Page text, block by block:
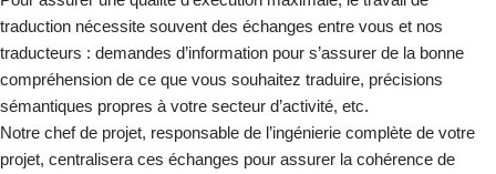
traduction nécessite souvent des échanges entre vous et nos
traducteurs : demandes d’information pour s’assurer de la bonne
compréhension de ce que vous souhaitez traduire, précisions
sémantiques propres à votre secteur d’activité, etc.
Notre chef de projet, responsable de l’ingénierie complète de votre
projet, centralisera ces échanges pour assurer la cohérence de